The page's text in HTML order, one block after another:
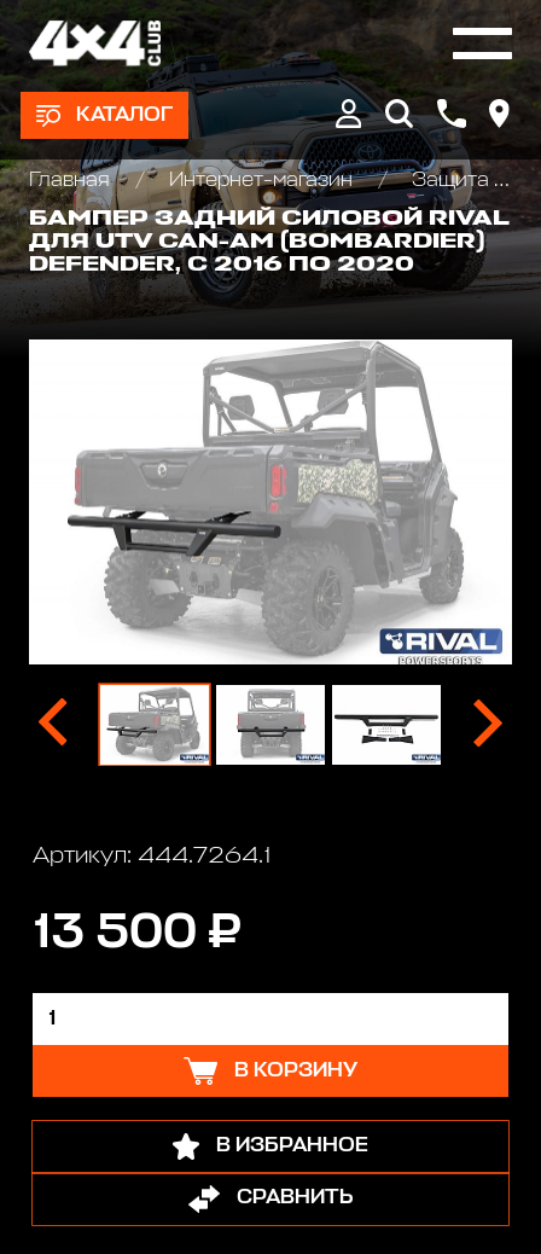
КАТАЛОГ
Главная Интернет-магазин
Защита и аксессуары для квадроциклов ATV
БАМПЕР ЗАДНИЙ СИЛОВОЙ RIVAL
ДЛЯ UTV CAN-AM (BOMBARDIER)
DEFENDER, С 2016 ПО 2020
Артикул: 444.7264.1
13 500 ₽
В КОРЗИНУ
В ИЗБРАННОЕ
СРАВНИТЬ